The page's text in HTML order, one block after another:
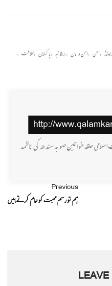
,امن ,امن و امان ,برطانیہ ,پاکستان ,خلافت ,
http://
حلقہ خواتین صوبہ سندھ کی ناظمہ
Previous
ہم تو رسم محبت کو عام کرتے ہیں